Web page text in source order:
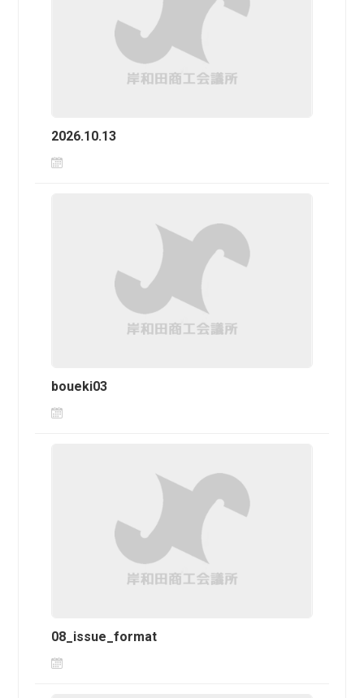
2026.10.13
boueki03
08_issue_format